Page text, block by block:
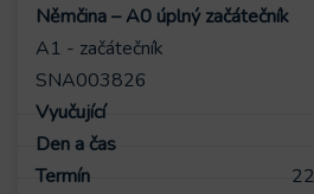
Němčina – A0 úplný začátečník
A1 - začátečník
SNA003826